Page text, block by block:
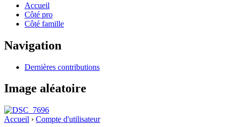
Accueil
Côté pro
Côté famille
Navigation
Dernières contributions
Image aléatoire
Accueil › Compte d'utilisateur